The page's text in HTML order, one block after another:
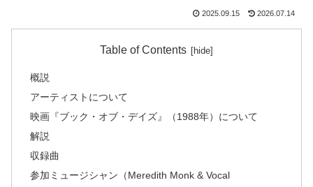
2025.09.15 2026.07.14
Table of Contents
概説
アーティストについて
映画『ブック・オブ・デイズ』（1988年）について
解説
収録曲
参加ミュージシャン（Meredith Monk & Vocal